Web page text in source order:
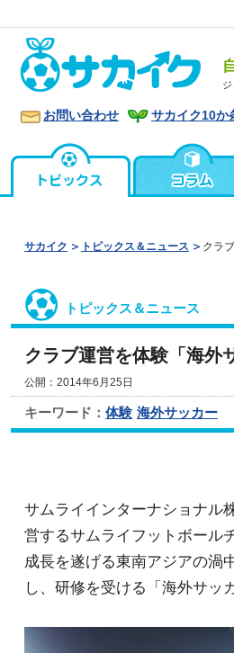
お問い合わせ サカイク10か
サカイク トピックス＆ニュース クラ
トピックス＆ニュース
クラブ運営を体験「海外
公開：2014年6月25日
キーワード： 体験 海外サッカー
サムライインターナショナル
営するサムライフットボール
成長を遂げる東南アジアの渦
し、研修を受ける「海外サッ